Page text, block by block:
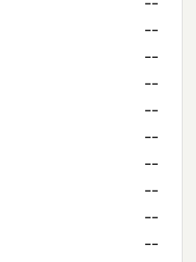
--
--
--
--
--
--
--
--
--